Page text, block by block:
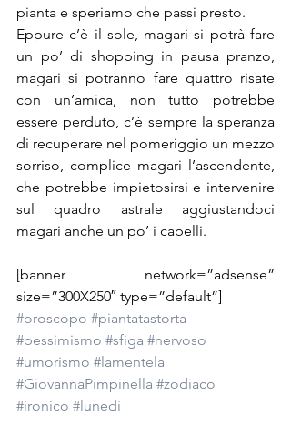
pianta e speriamo che passi presto.
Eppure c’è il sole, magari si potrà fare
un po’ di shopping in pausa pranzo,
magari si potranno fare quattro risate
con un’amica, non tutto potrebbe
essere perduto, c’è sempre la speranza
di recuperare nel pomeriggio un mezzo
sorriso, complice magari l’ascendente,
che potrebbe impietosirsi e intervenire
sul quadro astrale aggiustandoci
magari anche un po’ i capelli.
[banner network=”adsense”
size=”300X250″ type=”default”]
#oroscopo #piantatastorta
#pessimismo #sfiga #nervoso
#umorismo #lamentela
#GiovannaPimpinella #zodiaco
#ironico #lunedì